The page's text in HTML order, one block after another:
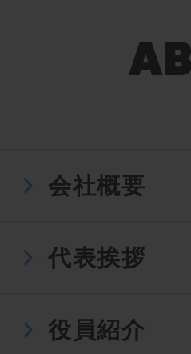
会社概要
代表挨拶
役員紹介